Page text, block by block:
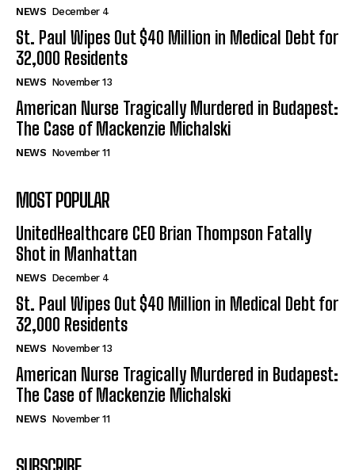
NEWS December 4
St. Paul Wipes Out $40 Million in Medical Debt for
32,000 Residents
NEWS November 13
American Nurse Tragically Murdered in Budapest:
The Case of Mackenzie Michalski
NEWS November 11
MOST POPULAR
UnitedHealthcare CEO Brian Thompson Fatally
Shot in Manhattan
NEWS December 4
St. Paul Wipes Out $40 Million in Medical Debt for
32,000 Residents
NEWS November 13
American Nurse Tragically Murdered in Budapest:
The Case of Mackenzie Michalski
NEWS November 11